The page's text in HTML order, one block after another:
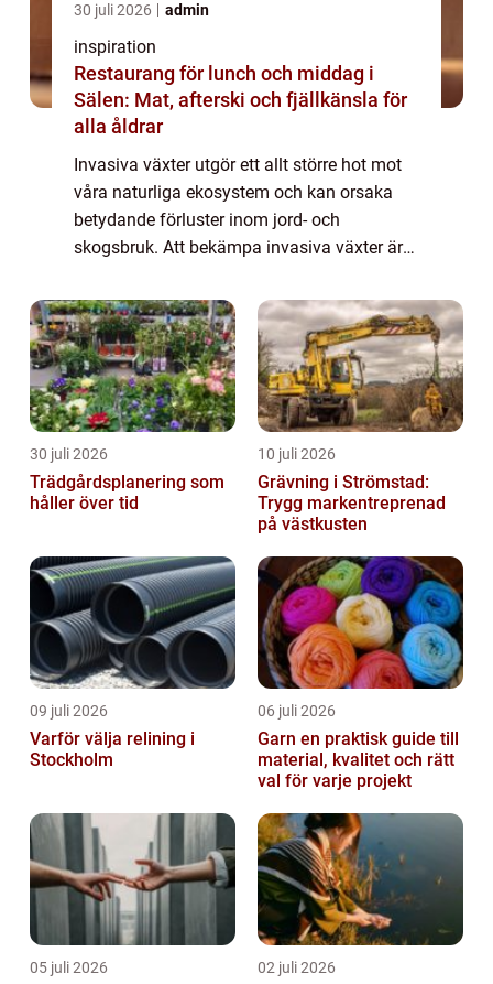
30 juli 2026 admin
inspiration
Restaurang för lunch och middag i
Sälen: Mat, afterski och fjällkänsla för
alla åldrar
Invasiva växter utgör ett allt större hot mot
våra naturliga ekosystem och kan orsaka
betydande förluster inom jord- och
skogsbruk. Att bekämpa invasiva växter är
30 juli 2026
Trädgårdsplanering som
håller över tid
10 juli 2026
Grävning i Strömstad:
Trygg markentreprenad
på västkusten
09 juli 2026
Varför välja relining i
Stockholm
06 juli 2026
Garn en praktisk guide till
material, kvalitet och rätt
val för varje projekt
05 juli 2026 02 juli 2026